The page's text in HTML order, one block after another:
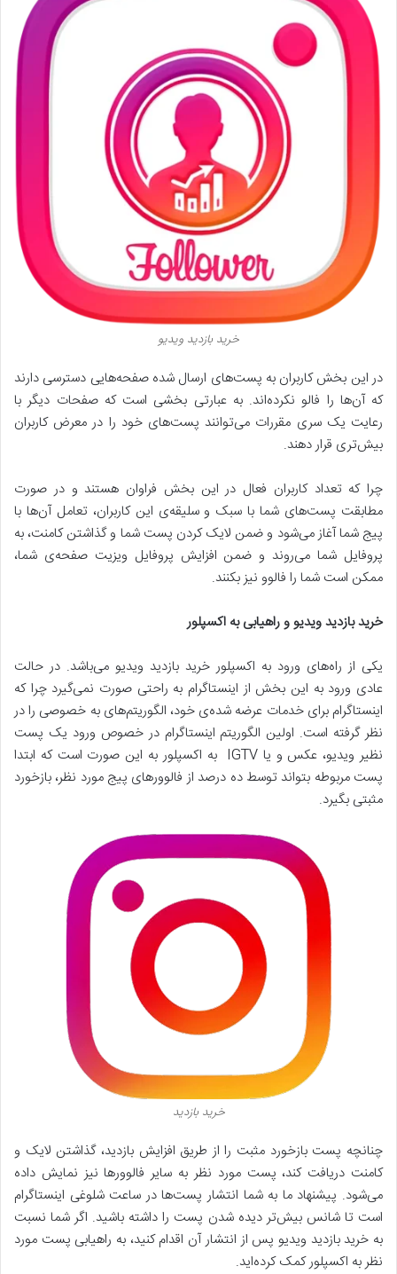
خرید بازدید ویدیو
در این بخش کاربران به پست‌های ارسال شده صفحه‌هایی دسترسی دارند
که آن‌ها را فالو نکرده‌اند. به عبارتی بخشی است که صفحات دیگر با
رعایت یک سری مقررات می‌توانند پست‌های خود را در معرض کاربران
بیش‌تری قرار دهند.
چرا که تعداد کاربران فعال در این بخش فراوان هستند و در صورت
مطابقت پست‌های شما با سبک و سلیقه‌ی این کاربران، تعامل آن‌ها با
پیج شما آغاز می‌شود و ضمن لایک کردن پست شما و گذاشتن کامنت، به
پروفایل شما می‌روند و ضمن افزایش پروفایل ویزیت صفحه‌ی شما،
ممکن است شما را فالوو نیز بکنند.
خرید بازدید ویدیوو راهیابی به اکسپلور
یکی از راه‌های ورود به اکسپلور خرید بازدید ویدیو می‌باشد. در حالت
عادی ورود به این بخش از اینستاگرام به راحتی صورت نمی‌گیرد چرا که
اینستاگرام برای خدمات عرضه شده‌ی خود، الگوریتم‌های به خصوصی را در
نظر گرفته است. اولین الگوریتم اینستاگرام در خصوص ورود یک پست
نظیر ویدیو، عکس و یا IGTV به اکسپلور به این صورت است که ابتدا
پست مربوطه بتواند توسط ده درصد از فالوورهای پیج مورد نظر، بازخورد
مثبتی بگیرد.
خرید بازدید
چنانچه پست بازخورد مثبت را از طریق افزایش بازدید، گذاشتن لایک و
کامنت دریافت کند، پست مورد نظر به سایر فالوورها نیز نمایش داده
می‌شود. پیشنهاد ما به شما انتشار پست‌ها در ساعت شلوغی اینستاگرام
است تا شانس بیش‌تر دیده شدن پست را داشته باشید. اگر شما نسبت
به خرید بازدید ویدیو پس از انتشار آن اقدام کنید، به راهیابی پست مورد
نظر به اکسپلور کمک کرده‌اید.